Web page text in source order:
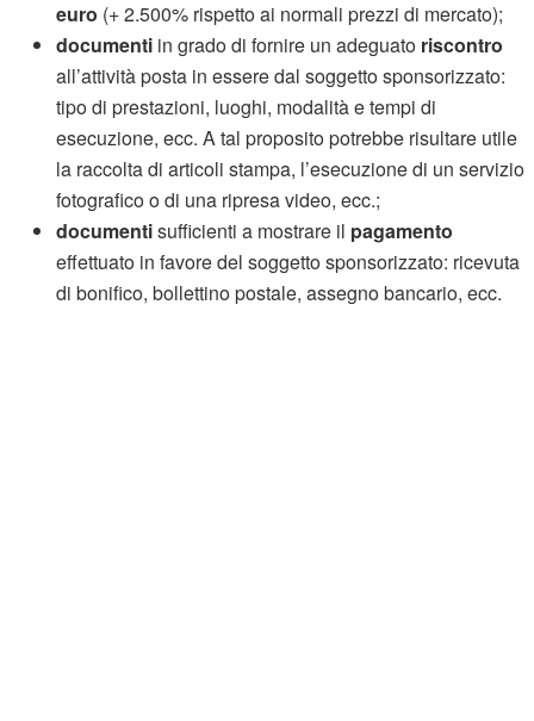
euro (+ 2.500% rispetto ai normali prezzi di mercato);
documenti in grado di fornire un adeguato riscontro
all’attività posta in essere dal soggetto sponsorizzato:
tipo di prestazioni, luoghi, modalità e tempi di
esecuzione, ecc. A tal proposito potrebbe risultare utile
la raccolta di articoli stampa, l’esecuzione di un servizio
fotografico o di una ripresa video, ecc.;
documentisufficienti a mostrare il pagamento
effettuato in favore del soggetto sponsorizzato: ricevuta
di bonifico, bollettino postale, assegno bancario, ecc.